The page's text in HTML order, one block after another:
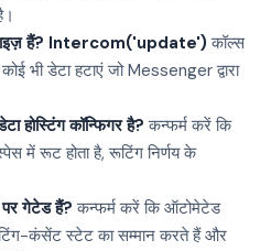
हैं? Intercom('update') कॉल्स
भी डेटा हटाएं जो Messenger द्वारा
होस्टिंग कॉन्फिगर है? कन्फर्म करें कि
में रूट होता है, रूटिंग निर्णय के
गेटेड हैं? कन्फर्म करें कि ऑटोमेटेड
कंसेंट स्टेट का सम्मान करते हैं और